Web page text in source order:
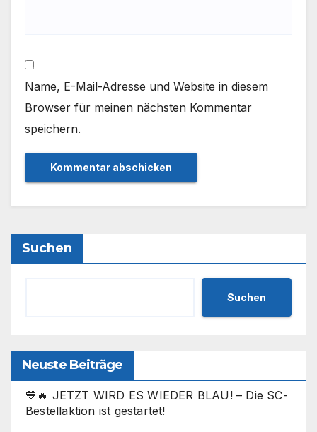
Name, E-Mail-Adresse und Website in diesem
Browser für meinen nächsten Kommentar
speichern.
Suchen
Suchen
Neuste Beiträge
💙🔥 JETZT WIRD ES WIEDER BLAU! – Die SC-
Bestellaktion ist gestartet!